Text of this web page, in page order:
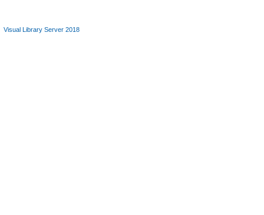
Visual Library Server 2018